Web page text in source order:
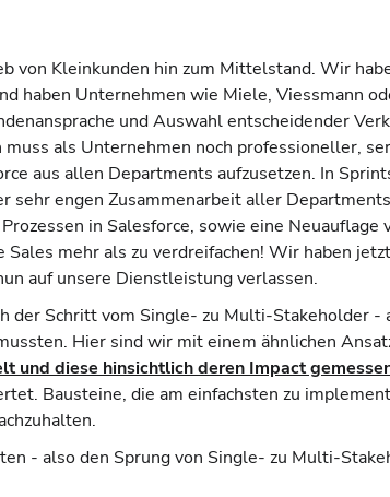
von Kleinkunden hin zum Mittelstand. Wir
haben Unternehmen wie Miele, Viessmann
und Auswahl entscheidender
als Unternehmen noch professioneller,
aus allen Departments aufzusetzen. In
engen Zusammenarbeit aller
in Salesforce, sowie eine Neuauflage
mehr als zu verdreifachen! Wir haben
auf unsere Dienstleistung verlassen.
Schritt vom Single- zu Multi-Stakeholder
Hier sind wir mit einem ähnlichen
und diese hinsichtlich deren Impact
Bausteine, die am einfachsten zu
- also den Sprung von Single- zu Multi-